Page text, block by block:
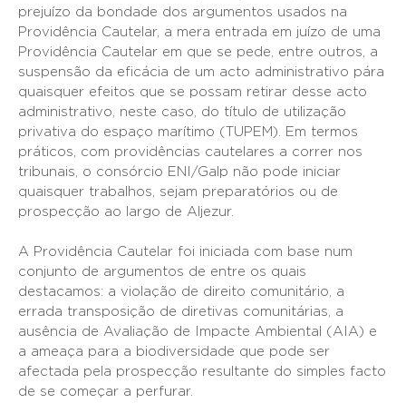
prejuízo da bondade dos argumentos usados na
Providência Cautelar, a mera entrada em juízo de uma
Providência Cautelar em que se pede, entre outros, a
suspensão da eficácia de um acto administrativo pára
quaisquer efeitos que se possam retirar desse acto
administrativo, neste caso, do título de utilização
privativa do espaço marítimo (TUPEM). Em termos
práticos, com providências cautelares a correr nos
tribunais, o consórcio ENI/Galp não pode iniciar
quaisquer trabalhos, sejam preparatórios ou de
prospecção ao largo de Aljezur.
A Providência Cautelar foi iniciada com base num
conjunto de argumentos de entre os quais
destacamos: a violação de direito comunitário, a
errada transposição de diretivas comunitárias, a
ausência de Avaliação de Impacte Ambiental (AIA) e
a ameaça para a biodiversidade que pode ser
afectada pela prospecção resultante do simples facto
de se começar a perfurar.